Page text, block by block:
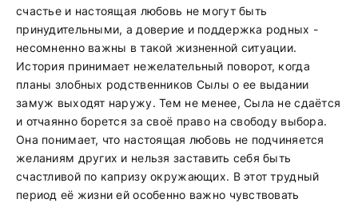
счастье и настоящая любовь не могут быть
принудительными, а доверие и поддержка родных -
несомненно важны в такой жизненной ситуации.
История принимает нежелательный поворот, когда
планы злобных родственников Сылы о ее выдании
замуж выходят наружу. Тем не менее, Сыла не сдаётся
и отчаянно борется за своё право на свободу выбора.
Она понимает, что настоящая любовь не подчиняется
желаниям других и нельзя заставить себя быть
счастливой по капризу окружающих. В этот трудный
период её жизни ей особенно важно чувствовать